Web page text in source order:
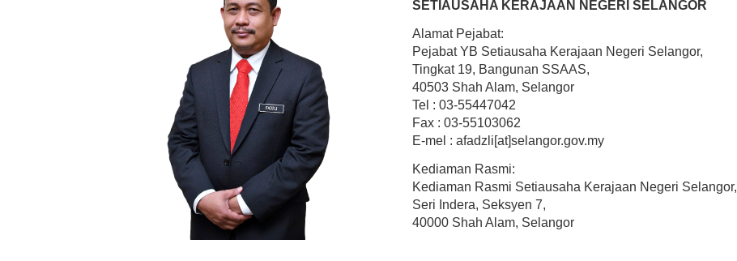
SETIAUSAHA KERAJAAN NEGERI SELANGOR
Alamat Pejabat:
Pejabat YB Setiausaha Kerajaan Negeri Selangor,
Tingkat 19, Bangunan SSAAS,
40503 Shah Alam, Selangor
Tel : 03-55447042
Fax : 03-55103062
E-mel : afadzli[at]selangor.gov.my
Kediaman Rasmi:
Kediaman Rasmi Setiausaha Kerajaan Negeri Selangor,
Seri Indera, Seksyen 7,
40000 Shah Alam, Selangor